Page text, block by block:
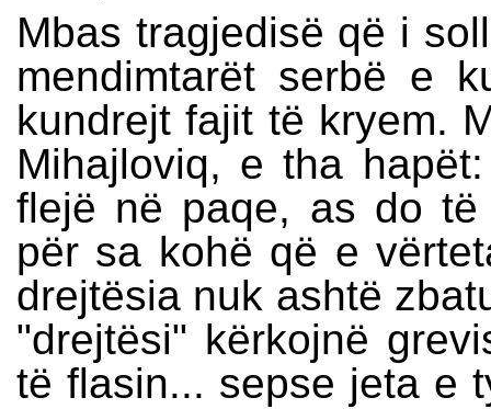
Mbas tragjedisë që i
mendimtarët serbë e
kundrejt fajit të kryem.
Mihajloviq, e tha
flejë në paqe, as do
për sa kohë që e
drejtësia nuk ashtë
"drejtësi" kërkojnë
të flasin... sepse jeta e